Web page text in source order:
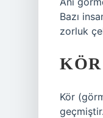
Bazı
zorluk
Kör